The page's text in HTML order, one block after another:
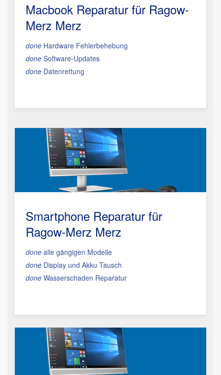
Macbook Reparatur für Ragow-
Merz Merz
done Hardware Fehlerbehebung
done Software-Updates
done Datenrettung
Smartphone Reparatur für
Ragow-Merz Merz
done alle gängigen Modelle
done Display und Akku Tausch
done Wasserschaden Reparatur